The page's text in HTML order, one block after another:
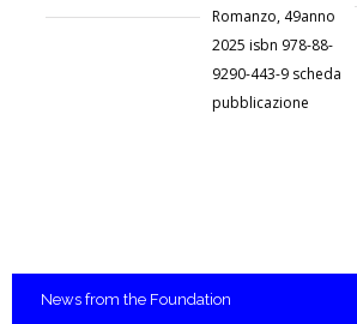
Romanzo, 49anno
2025 isbn 978-88-
9290-443-9 scheda
pubblicazione
News from the Foundation